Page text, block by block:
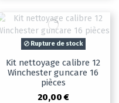
Rupture de stock
Kit nettoyage calibre 12
Winchester guncare 16
pièces
20,00 €